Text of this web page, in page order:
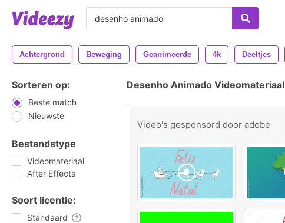
Achtergrond Beweging Geanimeerde 4k Deeltjes
Sorteren op:
Beste match
Nieuwste
Bestandstype
Videomateriaal
After Effects
Soort licentie:
Standaard
Desenho Animado Videomateriaal
Video's gesponsord door adobe